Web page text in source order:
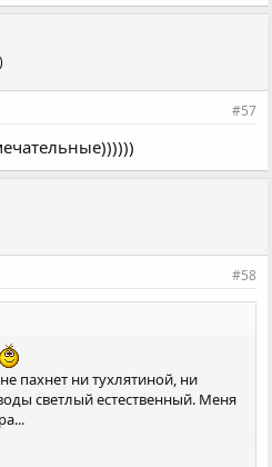
#57
#58
пахнет ни тухлятиной, ни
светлый естественный. Меня